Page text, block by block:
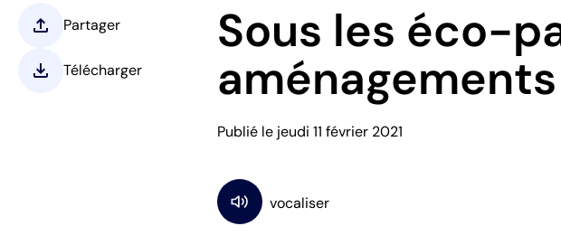
upload Partager
download Télécharger
Sous les éco-
Publié le jeudi 11 février 2021